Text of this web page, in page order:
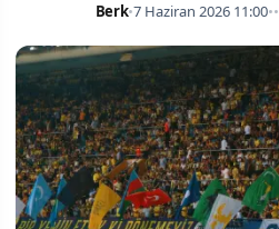
Berk•7 Haziran 2026 11:00••